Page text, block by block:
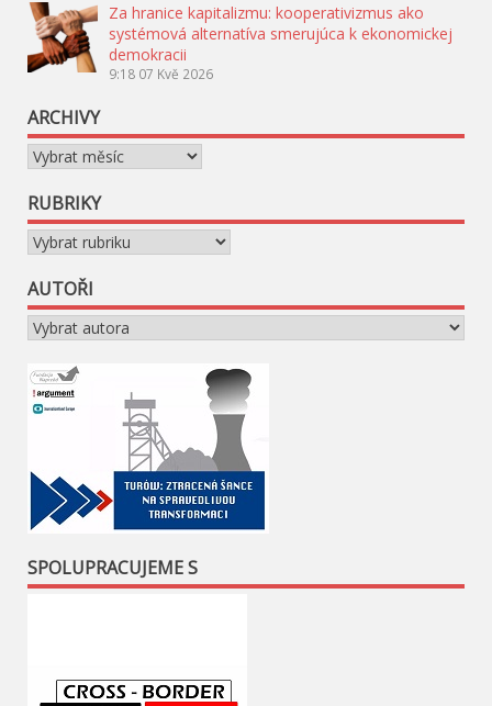
Za hranice kapitalizmu: kooperativizmus ako
systémová alternatíva smerujúca k ekonomickej
demokracii
9:18 07 Kvě 2026
ARCHIVY
Archivy
RUBRIKY
Rubriky
AUTOŘI
SPOLUPRACUJEME S